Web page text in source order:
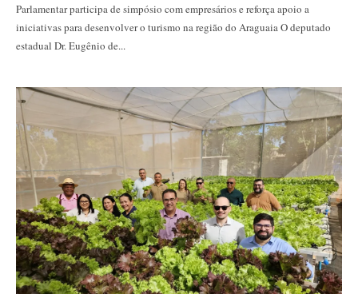
Parlamentar participa de simpósio com empresários e reforça apoio a
iniciativas para desenvolver o turismo na região do Araguaia O deputado
estadual Dr. Eugênio de...